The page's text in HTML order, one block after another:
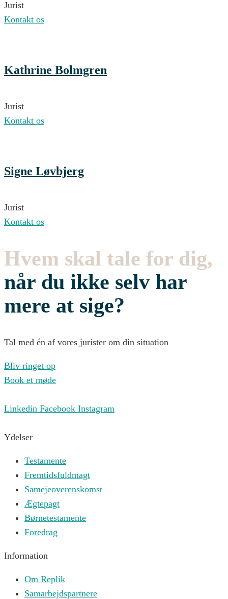
Jurist
Kontakt os
Kathrine Bolmgren
Jurist
Kontakt os
Signe Løvbjerg
Jurist
Kontakt os
Hvem skal tale for dig,
når du ikke selv har
mere at sige?
Tal med én af vores jurister om din situation
Bliv ringet op
Book et møde
Linkedin Facebook Instagram
Ydelser
Testamente
Fremtidsfuldmagt
Samejeoverenskomst
Ægtepagt
Børnetestamente
Foredrag
Information
Om Replik
Samarbejdspartnere